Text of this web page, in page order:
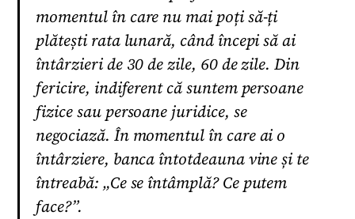
momentul în care nu mai poți să-ți
plătești rata lunară, când începi să ai
întârzieri de 30 de zile, 60 de zile. Din
fericire, indiferent că suntem persoane
fizice sau persoane juridice, se
negociază. În momentul în care ai o
întârziere, banca întotdeauna vine și te
întreabă: „Ce se întâmplă? Ce putem
face?”.